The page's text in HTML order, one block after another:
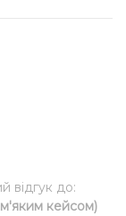
відгук до:
м'яким кейсом)